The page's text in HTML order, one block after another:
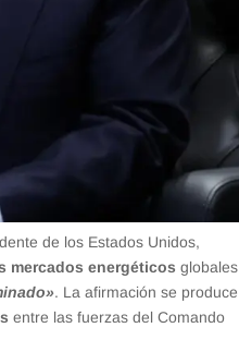
de los Estados Unidos,
mercados energéticos globales
. La afirmación se produce
entre las fuerzas del Comando